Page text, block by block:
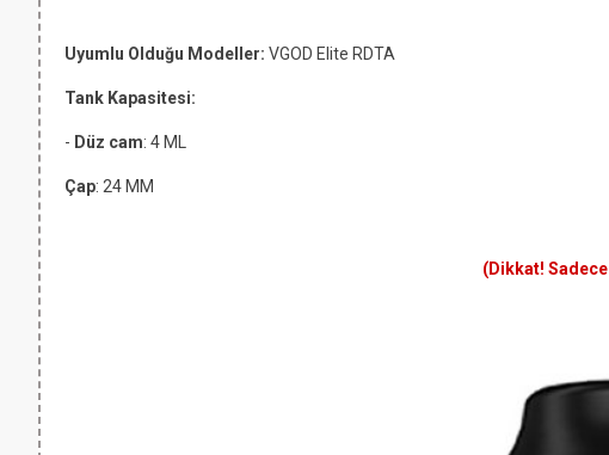
Uyumlu Olduğu Modeller: VGOD Elite RDTA
Tank Kapasitesi:
- Düz cam: 4 ML
Çap: 24 MM
(Dikkat! Sadece